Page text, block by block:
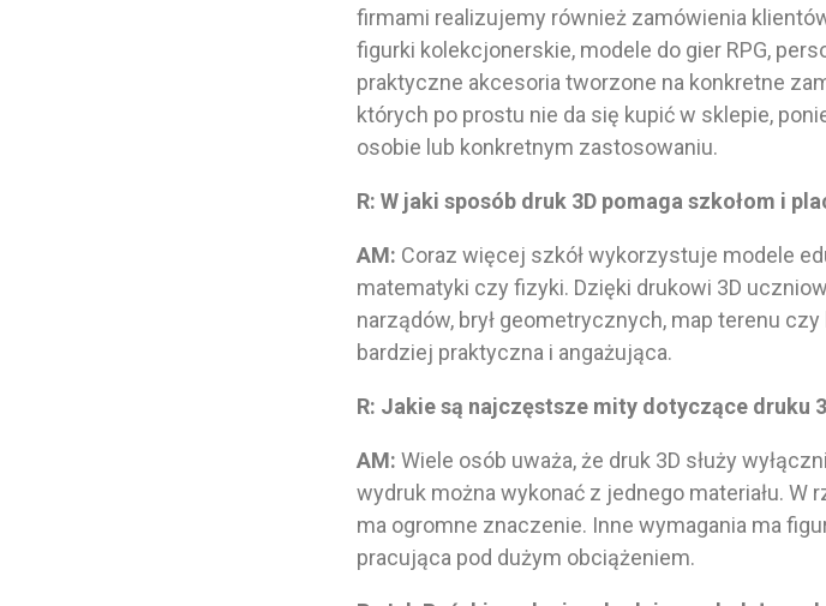
firmami realizujemy również zamówienia
figurki kolekcjonerskie, modele do gier RPG,
praktyczne akcesoria tworzone na konkretne
których po prostu nie da się kupić w sklepie,
osobie lub konkretnym zastosowaniu.
R: W jaki sposób druk 3D pomaga szkołom i
AM: Coraz więcej szkół wykorzystuje modele
matematyki czy fizyki. Dzięki drukowi 3D
narządów, brył geometrycznych, map terenu
bardziej praktyczna i angażująca.
R: Jakie są najczęstsze mity dotyczące druku
AM: Wiele osób uważa, że druk 3D służy
wydruk można wykonać z jednego materiału.
ma ogromne znaczenie. Inne wymagania ma
pracująca pod dużym obciążeniem.